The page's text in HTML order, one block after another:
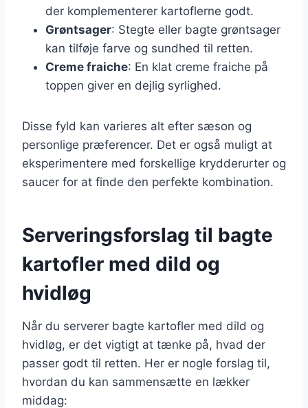
der komplementerer kartoflerne godt.
Grøntsager: Stegte eller bagte grøntsager
kan tilføje farve og sundhed til retten.
Creme fraiche: En klat creme fraiche på
toppen giver en dejlig syrlighed.
Disse fyld kan varieres alt efter sæson og
personlige præferencer. Det er også muligt at
eksperimentere med forskellige krydderurter og
saucer for at finde den perfekte kombination.
Serveringsforslag til bagte
kartofler med dild og
hvidløg
Når du serverer bagte kartofler med dild og
hvidløg, er det vigtigt at tænke på, hvad der
passer godt til retten. Her er nogle forslag til,
hvordan du kan sammensætte en lækker
middag: